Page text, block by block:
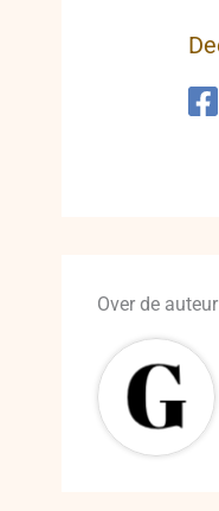
Over de auteur